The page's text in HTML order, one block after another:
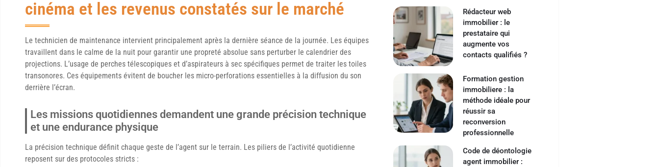
cinéma et les revenus constatés sur le marché
Le technicien de maintenance intervient principalement après la dernière séance de la journée. Les équipes
travaillent dans le calme de la nuit pour garantir une propreté absolue sans perturber le calendrier des
projections. L’usage de perches télescopiques et d’aspirateurs à sec spécifiques permet de traiter les toiles
transonores. Ces équipements évitent de boucher les micro-perforations essentielles à la diffusion du son
derrière l’écran.
Les missions quotidiennes demandent une grande précision technique
et une endurance physique
La précision technique définit chaque geste de l’agent sur le terrain. Les piliers de l’activité quotidienne
reposent sur des protocoles stricts :
Rédacteur web
immobilier : le
prestataire qui
augmente vos
contacts qualifiés ?
Formation gestion
immobiliere : la
méthode idéale pour
réussir sa
reconversion
professionnelle
Code de déontologie
agent immobilier :